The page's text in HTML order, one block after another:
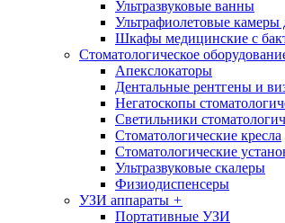
Ультразвуковые ванны
Ультрафиолетовые камеры
Шкафы медицинские с
Стоматологическое
Апекслокаторы
Дентальные рентгены и
Негатоскопы
Светильники
Стоматологические кресла
Стоматологические
Ультразвуковые скалеры
Физиодиспенсеры
УЗИ аппараты +
Портативные УЗИ